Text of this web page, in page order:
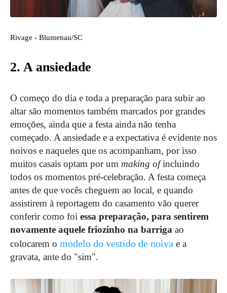
Rivage - Blumenau/SC
2. A ansiedade
O começo do dia e toda a preparação para subir ao
altar são momentos também marcados por grandes
emoções, ainda que a festa ainda não tenha
começado. A ansiedade e a expectativa é evidente nos
noivos e naqueles que os acompanham, por isso
muitos casais optam por um making ofincluindo
todos os momentos pré-celebração. A festa começa
antes de que vocês cheguem ao local, e quando
assistirem à reportagem do casamento vão querer
conferir como foi essa preparação, para sentirem
novamente aquele friozinho na barriga ao
colocarem o modelo do vestido de noiva e a
gravata, ante do "sim".